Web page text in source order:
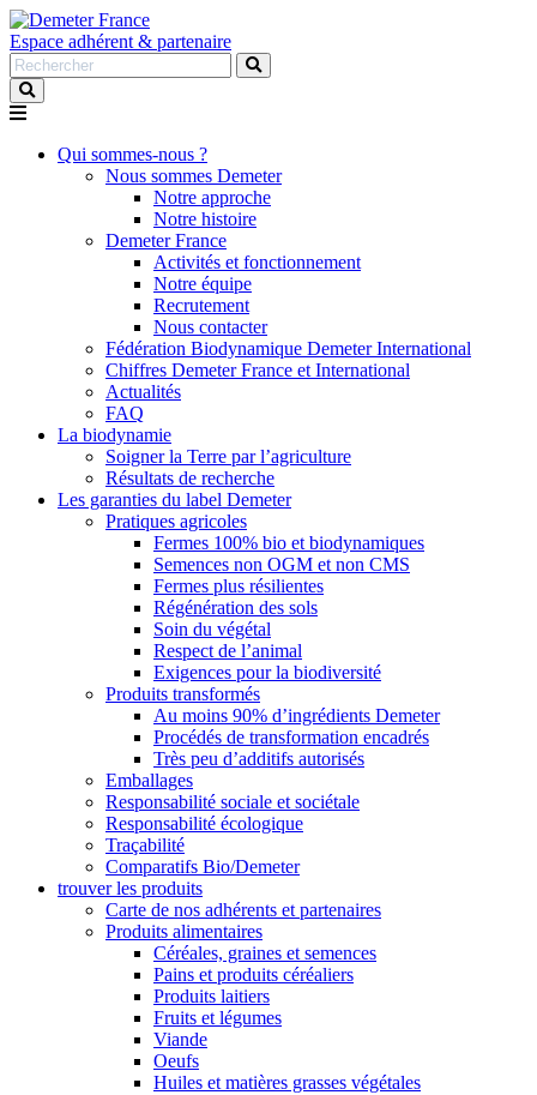
Espace adhérent & partenaire
Rechercher
:
Qui sommes-nous ?
Nous sommes Demeter
Notre approche
Notre histoire
Demeter France
Activités et fonctionnement
Notre équipe
Recrutement
Nous contacter
Fédération Biodynamique Demeter International
Chiffres Demeter France et International
Actualités
FAQ
La biodynamie
Soigner la Terre par l’agriculture
Résultats de recherche
Les garanties du label Demeter
Pratiques agricoles
Fermes 100% bio et biodynamiques
Semences non OGM et non CMS
Fermes plus résilientes
Régénération des sols
Soin du végétal
Respect de l’animal
Exigences pour la biodiversité
Produits transformés
Au moins 90% d’ingrédients Demeter
Procédés de transformation encadrés
Très peu d’additifs autorisés
Emballages
Responsabilité sociale et sociétale
Responsabilité écologique
Traçabilité
Comparatifs Bio/Demeter
trouver les produits
Carte de nos adhérents et partenaires
Produits alimentaires
Céréales, graines et semences
Pains et produits céréaliers
Produits laitiers
Fruits et légumes
Viande
Oeufs
Huiles et matières grasses végétales